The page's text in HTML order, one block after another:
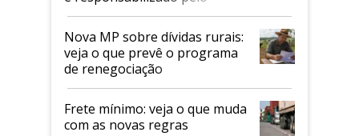
tarifaço dos EUA
Nova MP sobre dívidas rurais:
veja o que prevê o programa
de renegociação
Frete mínimo: veja o que muda
com as novas regras